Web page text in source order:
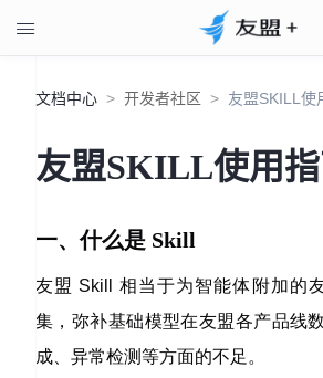

文档中心 > 开发者社区 > 友盟SKILL使
友盟SKILL使用
一、什么是 Skill
友盟 Skill 相当于为智能体附加的
集，弥补基础模型在友盟各产品线
成、异常检测等方面的不足。